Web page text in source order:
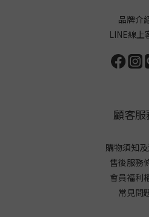
品牌介
LINE線上
顧客服
購物須知
售後服務
會員福利
常見問